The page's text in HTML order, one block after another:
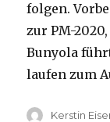
folgen.
zur PM-
Bunyola
laufen zum
Autor
Kerstin